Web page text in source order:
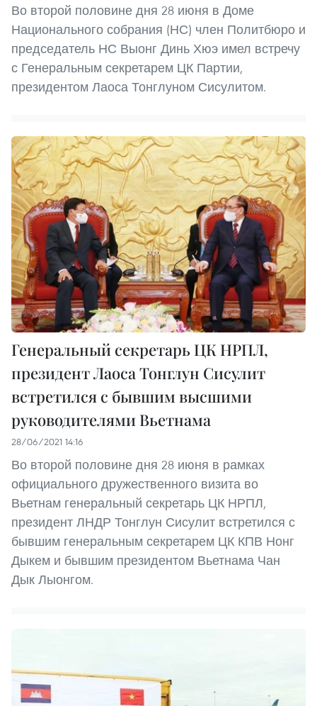
Во второй половине дня 28 июня в Доме
Национального собрания (НС) член Политбюро и
председатель НС Выонг Динь Хюэ имел встречу
с Генеральным секретарем ЦК Партии,
президентом Лаоса Тонглуном Сисулитом.
Генеральный секретарь ЦК НРПЛ,
президент Лаоса Тонглун Сисулит
встретился с бывшим высшими
руководителями Вьетнама
28/06/2021 14:16
Во второй половине дня 28 июня в рамках
официального дружественного визита во
Вьетнам генеральный секретарь ЦК НРПЛ,
президент ЛНДР Тонглун Сисулит встретился с
бывшим генеральным секретарем ЦК КПВ Нонг
Дыкем и бывшим президентом Вьетнама Чан
Дык Лыонгом.